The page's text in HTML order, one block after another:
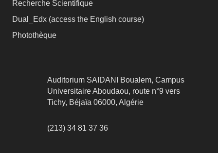
Recherche Scientifique
Dual_Edx (access the English course)
Photothèque
Auditorium SAIDANI Boualem, Campus
Universitaire Aboudaou, route n°9 vers
Tichy, Béjaïa 06000, Algérie
(213) 34 81 37 36